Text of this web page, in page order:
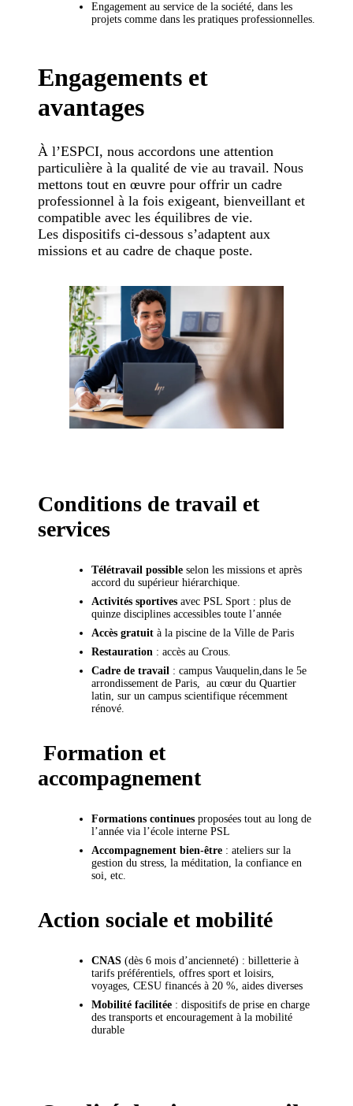
Engagement au service de la société, dans les
projets comme dans les pratiques professionnelles.
Engagements et
avantages
À l’ESPCI, nous accordons une attention
particulière à la qualité de vie au travail. Nous
mettons tout en œuvre pour offrir un cadre
professionnel à la fois exigeant, bienveillant et
compatible avec les équilibres de vie.
Les dispositifs ci-dessous s’adaptent aux
missions et au cadre de chaque poste.
Conditions de travail et
services
Télétravail possible selon les missions et après
accord du supérieur hiérarchique.
Activités sportives avec PSL Sport : plus de
quinze disciplines accessibles toute l’année
Accès gratuit à la piscine de la Ville de Paris
Restauration : accès au Crous.
Cadre de travail : campus Vauquelin,dans le 5e
arrondissement de Paris, au cœur du Quartier
latin, sur un campus scientifique récemment
rénové.
Formation et
accompagnement
Formations continues proposées tout au long de
l’année via l’école interne PSL
Accompagnement bien-être : ateliers sur la
gestion du stress, la méditation, la confiance en
soi, etc.
Action sociale et mobilité
CNAS (dès 6 mois d’ancienneté) : billetterie à
tarifs préférentiels, offres sport et loisirs,
voyages, CESU financés à 20 %, aides diverses
Mobilité facilitée : dispositifs de prise en charge
des transports et encouragement à la mobilité
durable